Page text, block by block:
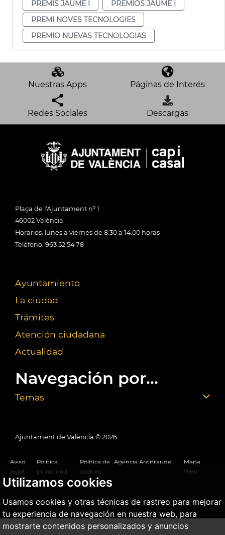
Utilizamos cookies
Usamos cookies y otras técnicas de rastreo para mejorar
tu experiencia de navegación en nuestra web, para
mostrarte contenidos personalizados y anuncios
PREMIS JAUME I
PREMIOS JAUME I
PREMI NOVES TECNOLOGIES
PREMIO NUEVAS TECNOLOGIAS
Nuestras Apps Páginas de Interés
Redes Sociales Descargas
Plaça de l'Ajuntament nº 1
46002 València
Horarios: lunes a viernes de 8:30 a 14:00 horas
Teléfono: 963 52 54 78
Ayuntamiento
La ciudad
Trámites
Atención ciudadana
Actualidad
Navegación por...
Temas
Ajuntament de València © 2026
Aviso
legal
Política
privacidad
Política de
cookies
Agencia Antifraude
Mapa
Web